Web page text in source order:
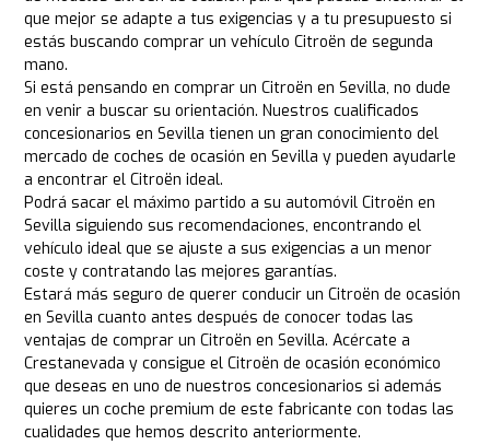
que mejor se adapte a tus exigencias y a tu presupuesto si
estás buscando comprar un vehículo Citroën de segunda
mano.
Si está pensando en comprar un Citroën en Sevilla, no dude
en venir a buscar su orientación. Nuestros cualificados
concesionarios en Sevilla tienen un gran conocimiento del
mercado de coches de ocasión en Sevilla y pueden ayudarle
a encontrar el Citroën ideal.
Podrá sacar el máximo partido a su automóvil Citroën en
Sevilla siguiendo sus recomendaciones, encontrando el
vehículo ideal que se ajuste a sus exigencias a un menor
coste y contratando las mejores garantías.
Estará más seguro de querer conducir un Citroën de ocasión
en Sevilla cuanto antes después de conocer todas las
ventajas de comprar un Citroën en Sevilla. Acércate a
Crestanevada y consigue el Citroën de ocasión económico
que deseas en uno de nuestros concesionarios si además
quieres un coche premium de este fabricante con todas las
cualidades que hemos descrito anteriormente.